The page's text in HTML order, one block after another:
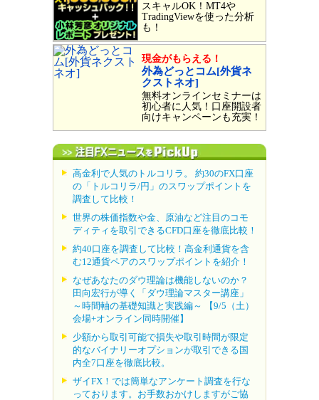
スキャルOK！MT4や
TradingViewを使った分析
も！
現金がもらえる！
外為どっとコム[外貨ネ
クストネオ]
無料オンラインセミナーは
初心者に人気！口座開設者
向けキャンペーンも充実！
高金利で人気のトルコリラ。 約30のFX口座
の「トルコリラ/円」のスワップポイントを
調査して比較！
世界の株価指数や金、原油など注目のコモ
ディティを取引できるCFD口座を徹底比較！
約40口座を調査して比較！高金利通貨を含
む12通貨ペアのスワップポイントを紹介！
なぜあなたのダウ理論は機能しないのか？
田向宏行が導く「ダウ理論マスター講座」
～時間軸の基礎知識と実践編～ 【9/5（土）
会場+オンライン同時開催】
少額から取引可能で損失や取引時間が限定
的なバイナリーオプションが取引できる国
内全7口座を徹底比較。
ザイFX！では簡単なアンケート調査を行な
っております。お手数おかけしますがご協